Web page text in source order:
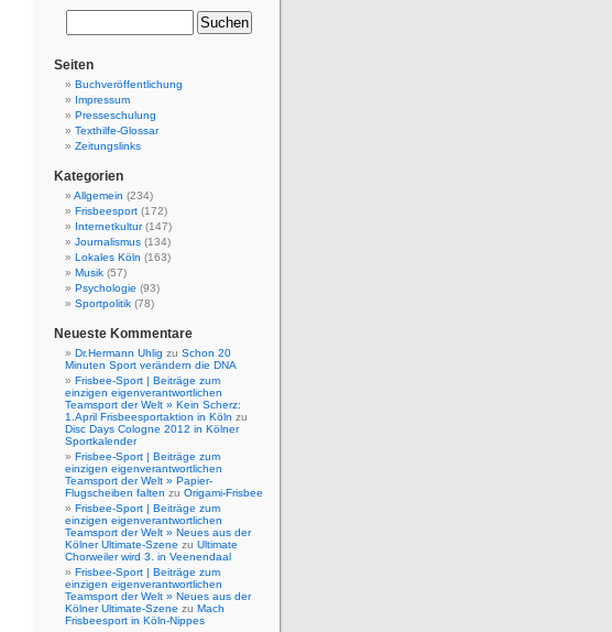
Seiten
Buchveröffentlichung
Impressum
Presseschulung
Texthilfe-Glossar
Zeitungslinks
Kategorien
Allgemein (234)
Frisbeesport (172)
Internetkultur(147)
Journalismus (134)
Lokales Köln (163)
Musik (57)
Psychologie (93)
Sportpolitik (78)
Neueste Kommentare
Dr.Hermann Uhlig zu Schon 20
Minuten Sport verändern die DNA
Frisbee-Sport | Beiträge zum
einzigen eigenverantwortlichen
Teamsport der Welt » Kein Scherz:
1.April Frisbeesportaktion in Köln zu
Disc Days Cologne 2012 in Kölner
Sportkalender
Frisbee-Sport | Beiträge zum
einzigen eigenverantwortlichen
Teamsport der Welt » Papier-
Flugscheiben falten zu Origami-Frisbee
Frisbee-Sport | Beiträge zum
einzigen eigenverantwortlichen
Teamsport der Welt » Neues aus der
Kölner Ultimate-Szene zu Ultimate
Chorweiler wird 3. in Veenendaal
Frisbee-Sport | Beiträge zum
einzigen eigenverantwortlichen
Teamsport der Welt » Neues aus der
Kölner Ultimate-Szene zu Mach
Frisbeesport in Köln-Nippes